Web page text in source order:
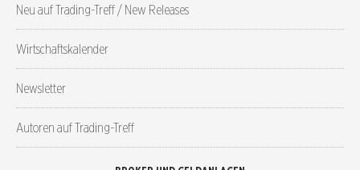
Neu auf Trading-Treff / New Releases
Wirtschaftskalender
Newsletter
Autoren auf Trading-Treff